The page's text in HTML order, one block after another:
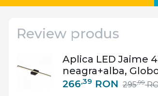
Review produs
Aplica LED Jaime
neagra+alba,
266,39 RON 295,99